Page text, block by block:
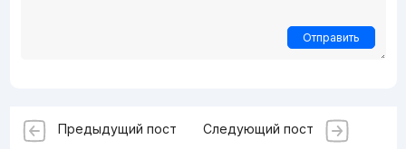
Отправить
Предыдущий пост Следующий пост